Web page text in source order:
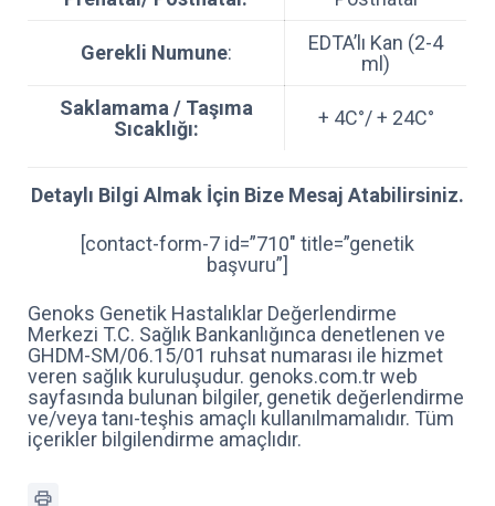
Gerekli Numune:
EDTA’lı Kan (2-4
ml)
Saklamama / Taşıma
Sıcaklığı:
+ 4C°/ + 24C°
Detaylı Bilgi Almak İçin Bize Mesaj Atabilirsiniz.
[contact-form-7 id=”710″ title=”genetik
başvuru”]
Genoks Genetik Hastalıklar Değerlendirme
Merkezi T.C. Sağlık Bankanlığınca denetlenen ve
GHDM-SM/06.15/01 ruhsat numarası ile hizmet
veren sağlık kuruluşudur. genoks.com.tr web
sayfasında bulunan bilgiler, genetik değerlendirme
ve/veya tanı-teşhis amaçlı kullanılmamalıdır. Tüm
içerikler bilgilendirme amaçlıdır.